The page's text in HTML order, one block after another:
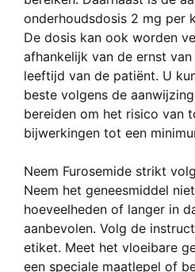
onderhoudsdosis 2 mg per
De dosis kan ook worden
afhankelijk van de ernst
leeftijd van de patiënt. U
beste volgens de
bereiden om het risico van
bijwerkingen tot een
Neem Furosemide strikt
Neem het geneesmiddel
hoeveelheden of langer in
aanbevolen. Volg de
etiket. Meet het vloeibare
een speciale maatlepel of